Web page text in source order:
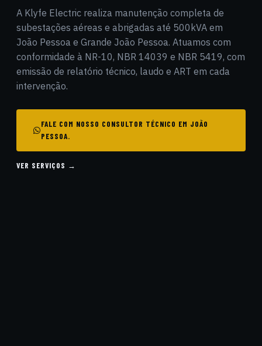
A Klyfe Electric realiza manutenção completa de
subestações aéreas e abrigadas até 500kVA em
João Pessoa e Grande João Pessoa. Atuamos com
conformidade à NR-10, NBR 14039 e NBR 5419, com
emissão de relatório técnico, laudo e ART em cada
intervenção.
FALE COM NOSSO CONSULTOR TÉCNICO EM JOÃO
PESSOA.
VER SERVIÇOS →